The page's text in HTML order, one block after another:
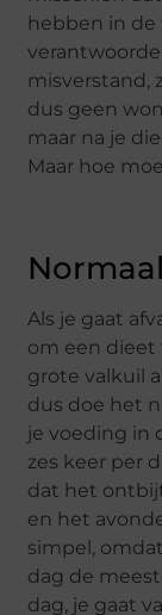
hebben in de
misverstand,
dus geen
maar na je
Maar hoe
Als je gaat
om een dieet
grote valkuil
dus doe het
je voeding in
zes keer per
dat het
en het
simpel,
dag de
dag, je gaat